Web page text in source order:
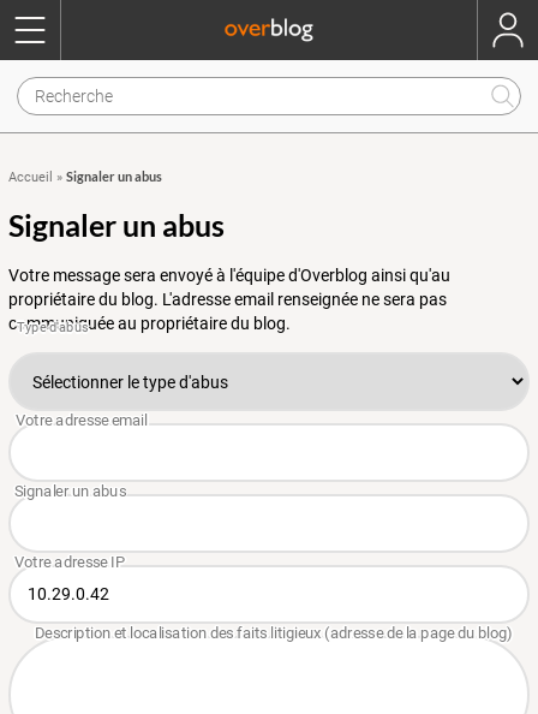
Accueil » Signaler un abus
Signaler un abus
Votre message sera envoyé à l'équipe d'Overblog ainsi qu'au
propriétaire du blog. L'adresse email renseignée ne sera pas
communiquée au propriétaire du blog.